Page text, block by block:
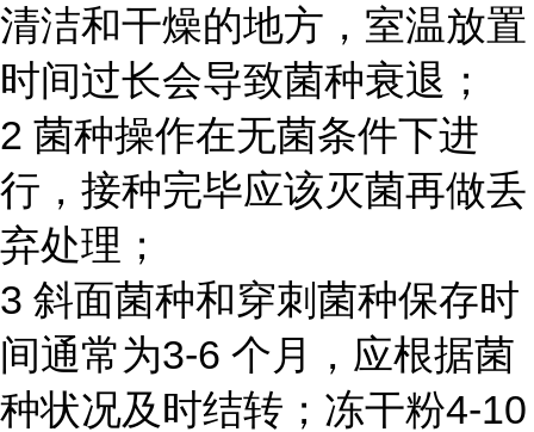
清洁和干燥的地方，室温放置
时间过长会导致菌种衰退；
2 菌种操作在无菌条件下进
行，接种完毕应该灭菌再做丢
弃处理；
3 斜面菌种和穿刺菌种保存时
间通常为3-6 个月，应根据菌
种状况及时结转；冻干粉4-10